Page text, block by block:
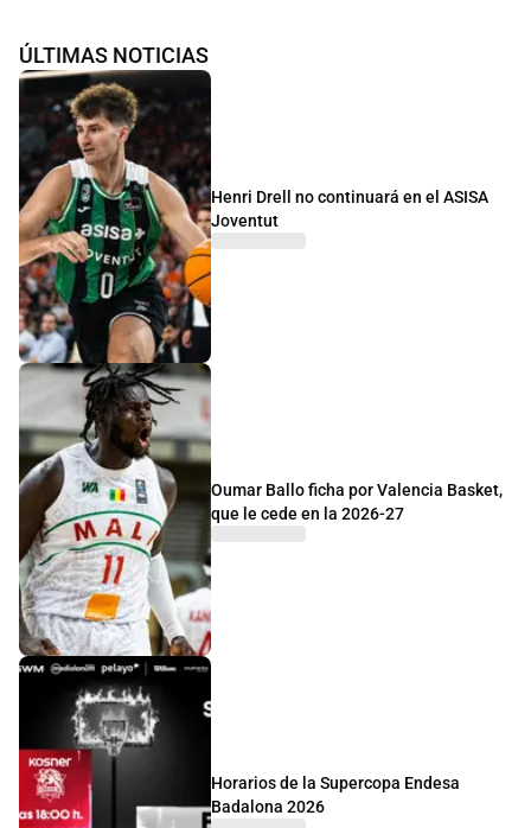
ÚLTIMAS NOTICIAS
Henri Drell no continuará en el ASISA
Joventut
Oumar Ballo ficha por Valencia Basket,
que le cede en la 2026-27
Horarios de la Supercopa Endesa
Badalona 2026